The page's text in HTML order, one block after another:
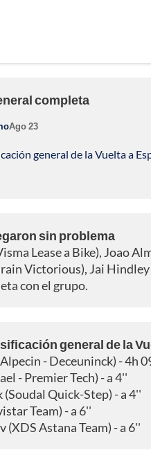
completa
Ago 23
general de la Vuelta a
sin problema
Lease a Bike), Joao
Victorious), Jai Hindley
con el grupo.
general de la
- Deceuninck) - 4h
- Premier Tech) - a 4''
Quick-Step) - a 4''
Team) - a 6''
Astana Team) - a 6''